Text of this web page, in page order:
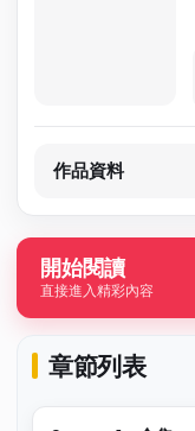
作品資料
開始閱讀
直接進入精彩內容
章節列表